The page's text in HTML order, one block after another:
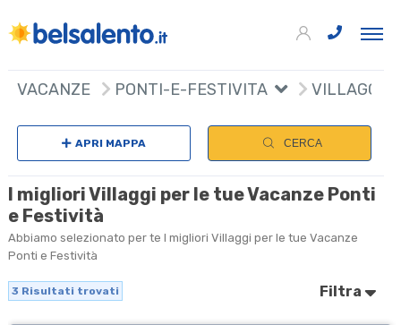
VACANZE PONTI-E-FESTIVITA VILLAGGI
APRI MAPPA CERCA
I migliori Villaggi per le tue Vacanze Ponti
e Festività
Abbiamo selezionato per te I migliori Villaggi per le tue Vacanze
Ponti e Festività
3 Risultati trovati Filtra
+